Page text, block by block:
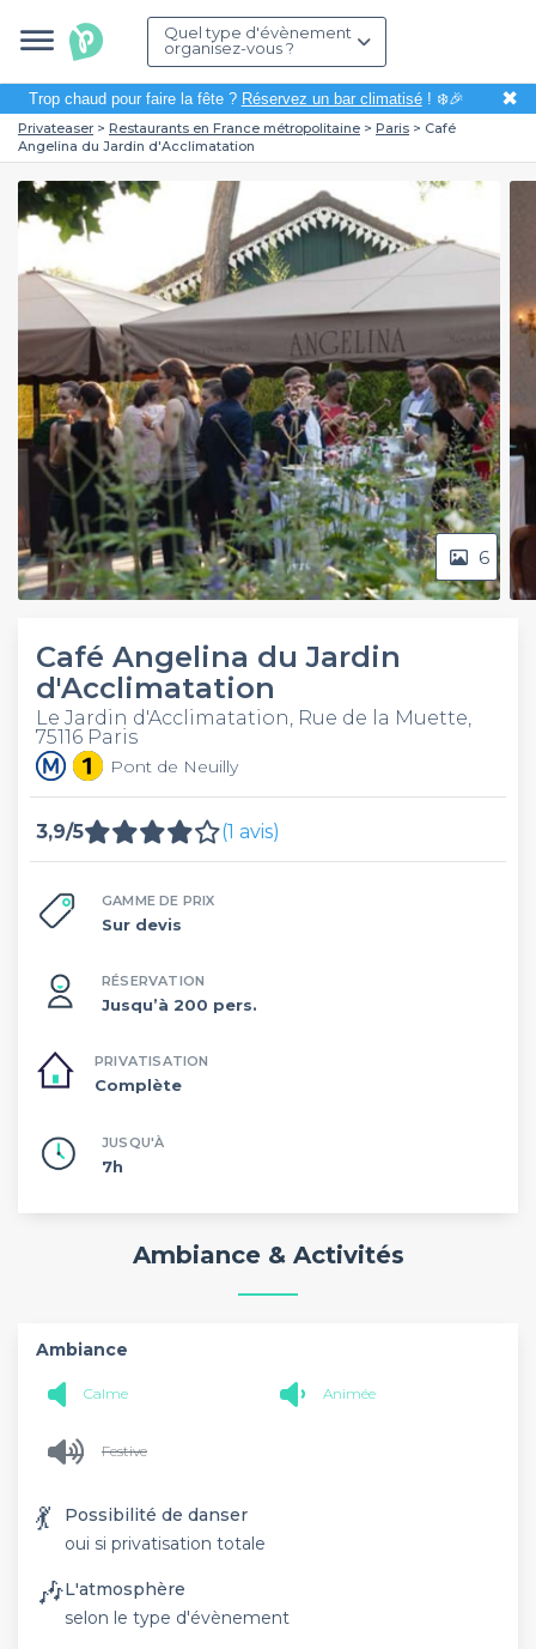
Quel type d'évènement
organisez-vous ?
Trop chaud pour faire la fête ? Réservez un bar climatisé! ❄️🎉 ✖
Privateaser Restaurants en France métropolitaine Paris
Café
Angelina du Jardin d'Acclimatation
6
Café Angelina du Jardin
d'Acclimatation
Le Jardin d'Acclimatation, Rue de la Muette,
75116 Paris
Pont de Neuilly
3,9/5 (1 avis)
GAMME DE PRIX
Sur devis
RÉSERVATION
Jusqu’à 200 pers.
PRIVATISATION
Complète
JUSQU'À
7h
Ambiance & Activités
Ambiance
Calme Animée
Festive
💃
Possibilité de danser
oui si privatisation totale
🎶L'atmosphère
selon le type d'évènement